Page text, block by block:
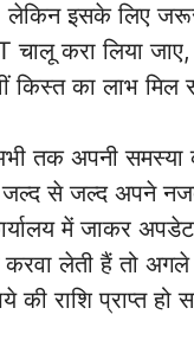
लेकिन इसके लिए
करा लिया
किस्त का लाभ मिल
तक अपनी समस्या
जल्द से जल्द अपने
में जाकर
करवा लेती हैं तो
राशि प्राप्त हो